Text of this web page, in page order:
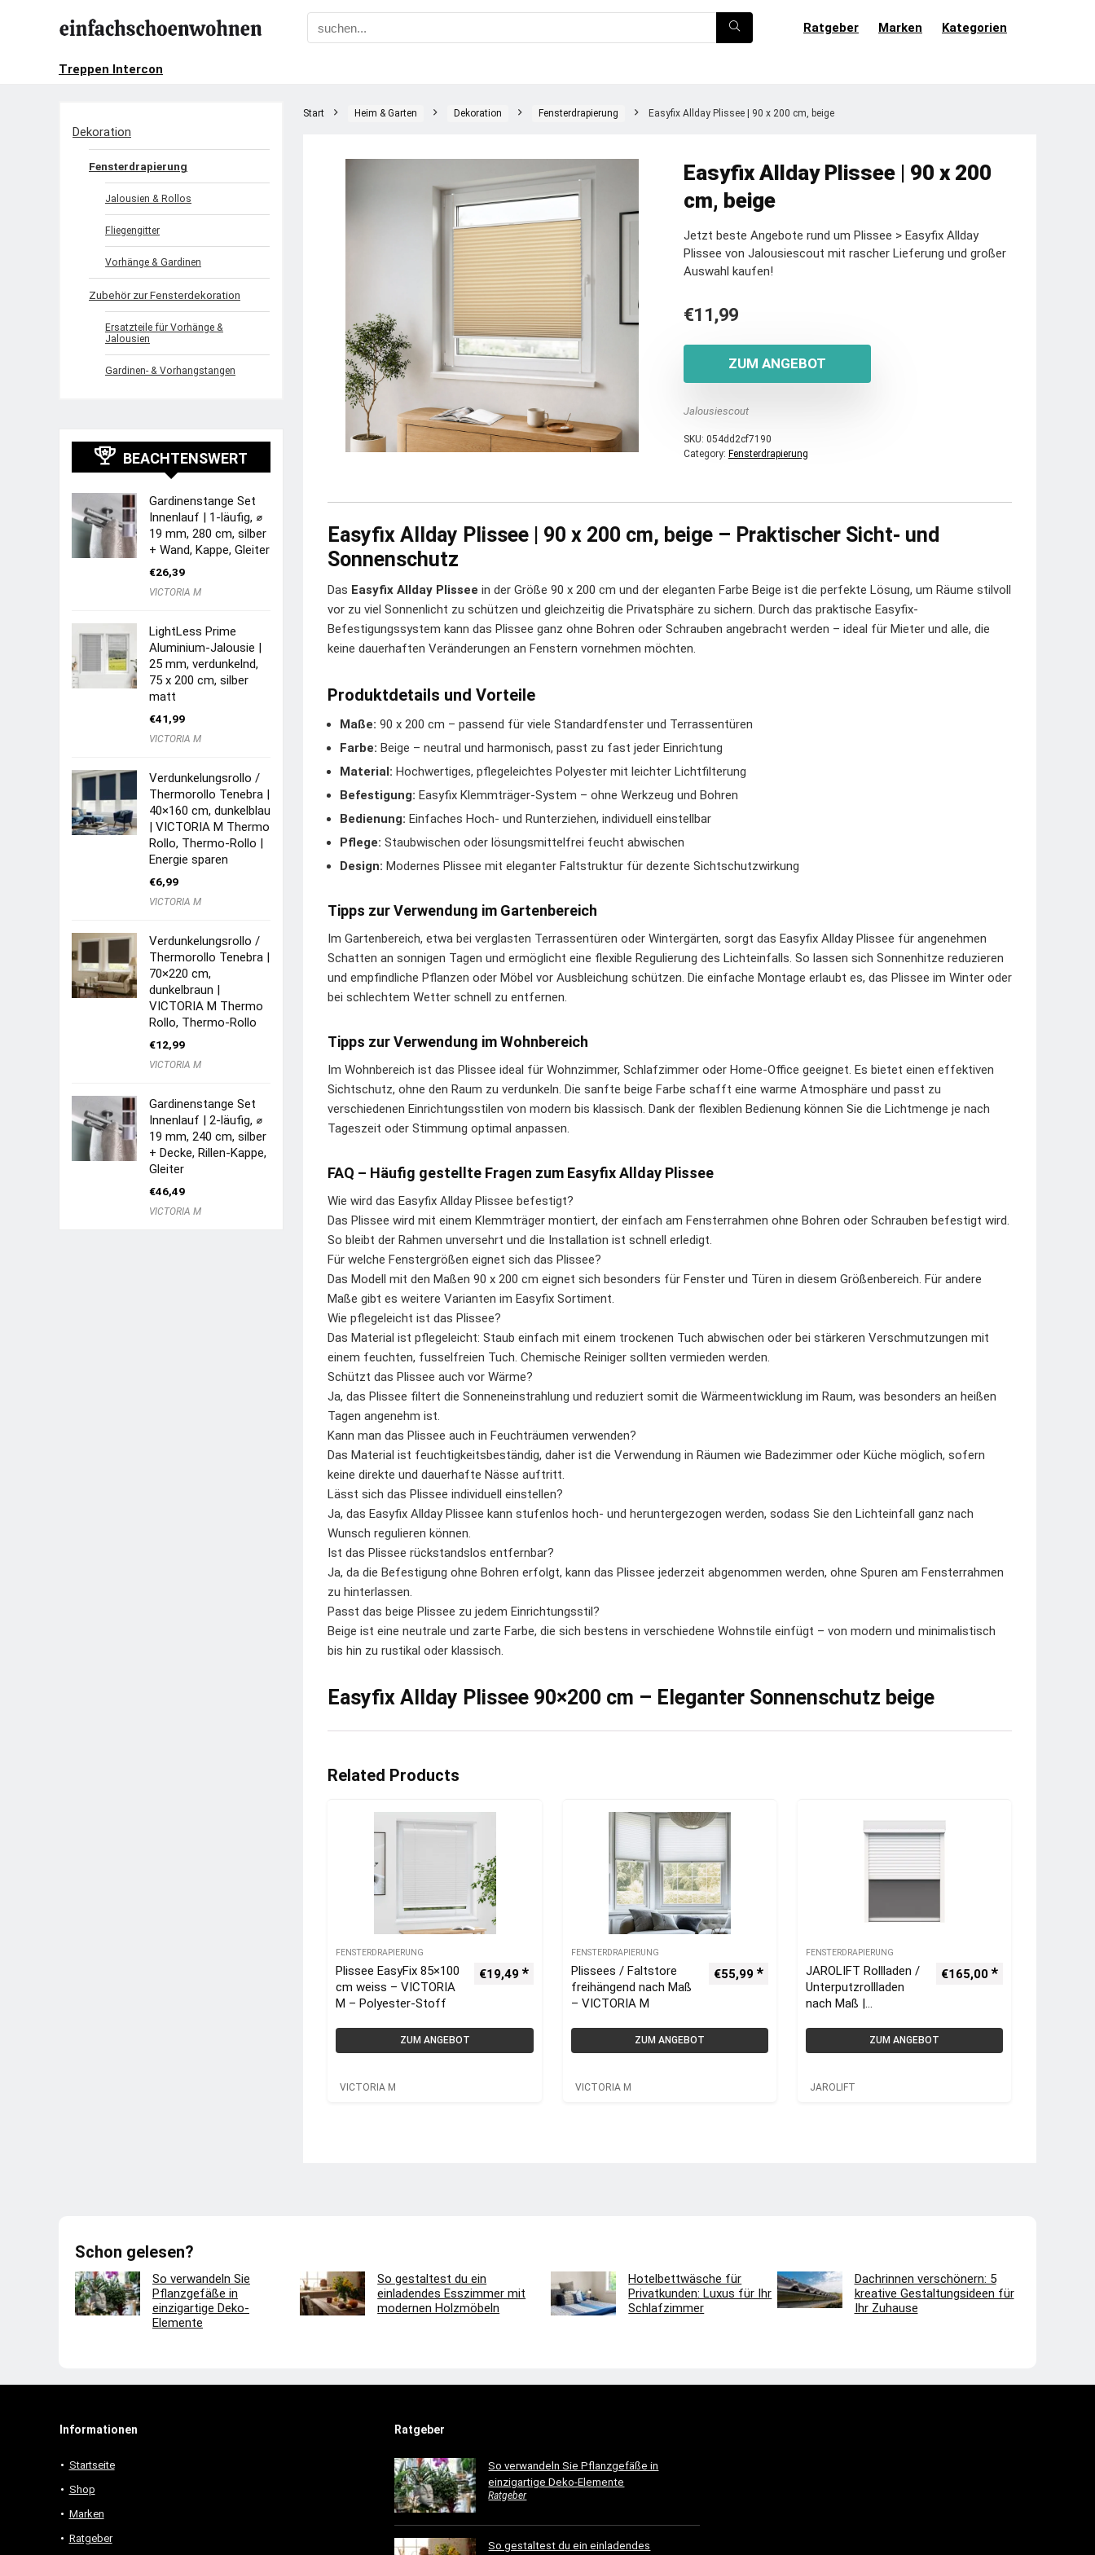
Ratgeber Marken Kategorien
Treppen Intercon
Start Heim & Garten Dekoration Fensterdrapierung Easyfix Allday Plissee | 90 x 200 cm, beige
Easyfix Allday Plissee | 90 x 200
cm, beige
Jetzt beste Angebote rund um Plissee > Easyfix Allday
Plissee von Jalousiescout mit rascher Lieferung und großer
Auswahl kaufen!
€11,99
ZUM ANGEBOT
Jalousiescout
SKU: 054dd2cf7190
Category: Fensterdrapierung
Easyfix Allday Plissee | 90 x 200 cm, beige – Praktischer Sicht- und
Sonnenschutz
Das Easyfix Allday Plissee in der Größe 90 x 200 cm und der eleganten Farbe Beige ist die perfekte Lösung, um Räume stilvoll
vor zu viel Sonnenlicht zu schützen und gleichzeitig die Privatsphäre zu sichern. Durch das praktische Easyfix-
Befestigungssystem kann das Plissee ganz ohne Bohren oder Schrauben angebracht werden – ideal für Mieter und alle, die
keine dauerhaften Veränderungen an Fenstern vornehmen möchten.
Produktdetails und Vorteile
Maße: 90 x 200 cm – passend für viele Standardfenster und Terrassentüren
Farbe: Beige – neutral und harmonisch, passt zu fast jeder Einrichtung
Material: Hochwertiges, pflegeleichtes Polyester mit leichter Lichtfilterung
Befestigung: Easyfix Klemmträger-System – ohne Werkzeug und Bohren
Bedienung: Einfaches Hoch- und Runterziehen, individuell einstellbar
Pflege: Staubwischen oder lösungsmittelfrei feucht abwischen
Design: Modernes Plissee mit eleganter Faltstruktur für dezente Sichtschutzwirkung
Tipps zur Verwendung im Gartenbereich
Im Gartenbereich, etwa bei verglasten Terrassentüren oder Wintergärten, sorgt das Easyfix Allday Plissee für angenehmen
Schatten an sonnigen Tagen und ermöglicht eine flexible Regulierung des Lichteinfalls. So lassen sich Sonnenhitze reduzieren
und empfindliche Pflanzen oder Möbel vor Ausbleichung schützen. Die einfache Montage erlaubt es, das Plissee im Winter oder
bei schlechtem Wetter schnell zu entfernen.
Tipps zur Verwendung im Wohnbereich
Im Wohnbereich ist das Plissee ideal für Wohnzimmer, Schlafzimmer oder Home-Office geeignet. Es bietet einen effektiven
Sichtschutz, ohne den Raum zu verdunkeln. Die sanfte beige Farbe schafft eine warme Atmosphäre und passt zu
verschiedenen Einrichtungsstilen von modern bis klassisch. Dank der flexiblen Bedienung können Sie die Lichtmenge je nach
Tageszeit oder Stimmung optimal anpassen.
FAQ – Häufig gestellte Fragen zum Easyfix Allday Plissee
Wie wird das Easyfix Allday Plissee befestigt?
Das Plissee wird mit einem Klemmträger montiert, der einfach am Fensterrahmen ohne Bohren oder Schrauben befestigt wird.
So bleibt der Rahmen unversehrt und die Installation ist schnell erledigt.
Für welche Fenstergrößen eignet sich das Plissee?
Das Modell mit den Maßen 90 x 200 cm eignet sich besonders für Fenster und Türen in diesem Größenbereich. Für andere
Maße gibt es weitere Varianten im Easyfix Sortiment.
Wie pflegeleicht ist das Plissee?
Das Material ist pflegeleicht: Staub einfach mit einem trockenen Tuch abwischen oder bei stärkeren Verschmutzungen mit
einem feuchten, fusselfreien Tuch. Chemische Reiniger sollten vermieden werden.
Schützt das Plissee auch vor Wärme?
Ja, das Plissee filtert die Sonneneinstrahlung und reduziert somit die Wärmeentwicklung im Raum, was besonders an heißen
Tagen angenehm ist.
Kann man das Plissee auch in Feuchträumen verwenden?
Das Material ist feuchtigkeitsbeständig, daher ist die Verwendung in Räumen wie Badezimmer oder Küche möglich, sofern
keine direkte und dauerhafte Nässe auftritt.
Lässt sich das Plissee individuell einstellen?
Ja, das Easyfix Allday Plissee kann stufenlos hoch- und heruntergezogen werden, sodass Sie den Lichteinfall ganz nach
Wunsch regulieren können.
Ist das Plissee rückstandslos entfernbar?
Ja, da die Befestigung ohne Bohren erfolgt, kann das Plissee jederzeit abgenommen werden, ohne Spuren am Fensterrahmen
zu hinterlassen.
Passt das beige Plissee zu jedem Einrichtungsstil?
Beige ist eine neutrale und zarte Farbe, die sich bestens in verschiedene Wohnstile einfügt – von modern und minimalistisch
bis hin zu rustikal oder klassisch.
Easyfix Allday Plissee 90×200 cm – Eleganter Sonnenschutz beige
Related Products
FENSTERDRAPIERUNG
Plissee EasyFix 85×100
cm weiss – VICTORIA
M – Polyester-Stoff
€19,49
ZUM ANGEBOT
VICTORIA M
FENSTERDRAPIERUNG
Plissees / Faltstore
freihängend nach Maß
– VICTORIA M
€55,99
ZUM ANGEBOT
VICTORIA M
FENSTERDRAPIERUNG
JAROLIFT Rollladen /
Unterputzrollladen
nach Maß |
integriertem
Insektenschutzrollo
€165,00
ZUM ANGEBOT
JAROLIFT
Dekoration
Fensterdrapierung
Jalousien & Rollos
Fliegengitter
Vorhänge & Gardinen
Zubehör zur Fensterdekoration
Ersatzteile für Vorhänge &
Jalousien
Gardinen- & Vorhangstangen
BEACHTENSWERT
Gardinenstange Set
Innenlauf | 1-läufig, ⌀
19 mm, 280 cm, silber
+ Wand, Kappe, Gleiter
€26,39
VICTORIA M
LightLess Prime
Aluminium-Jalousie |
25 mm, verdunkelnd,
75 x 200 cm, silber
matt
€41,99
VICTORIA M
Verdunkelungsrollo /
Thermorollo Tenebra |
40×160 cm, dunkelblau
| VICTORIA M Thermo
Rollo, Thermo-Rollo |
Energie sparen
€6,99
VICTORIA M
Verdunkelungsrollo /
Thermorollo Tenebra |
70×220 cm,
dunkelbraun |
VICTORIA M Thermo
Rollo, Thermo-Rollo
€12,99
VICTORIA M
Gardinenstange Set
Innenlauf | 2-läufig, ⌀
19 mm, 240 cm, silber
+ Decke, Rillen-Kappe,
Gleiter
€46,49
VICTORIA M
Schon gelesen?
So verwandeln Sie
Pflanzgefäße in
einzigartige Deko-
Elemente
So gestaltest du ein
einladendes Esszimmer mit
modernen Holzmöbeln
Hotelbettwäsche für
Privatkunden: Luxus für Ihr
Schlafzimmer
Dachrinnen verschönern: 5
kreative Gestaltungsideen für
Ihr Zuhause
Informationen
Startseite
Shop
Marken
Ratgeber
Ratgeber
So verwandeln Sie Pflanzgefäße in
einzigartige Deko-Elemente
Ratgeber
So gestaltest du ein einladendes